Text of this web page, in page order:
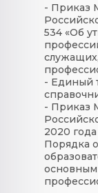
- Приказ
534 «Об
- Единый
- Приказ
2020
Порядка